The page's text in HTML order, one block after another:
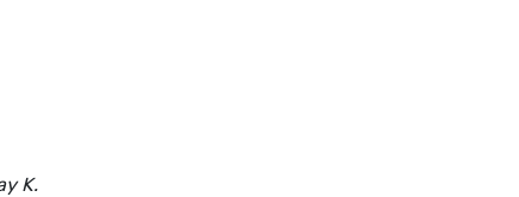
K.